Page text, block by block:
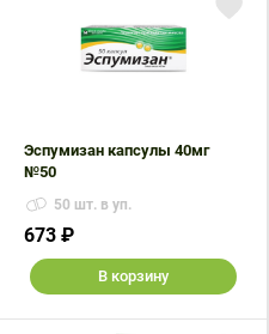
Эспумизан капсулы 40мг
№50
50 шт. в уп.
673 ₽
В корзину
препараты
препараты
препараты
Сердечно-
сосудистые
Поливитаминные
комплексы
Пробиотики
Тонизирующие